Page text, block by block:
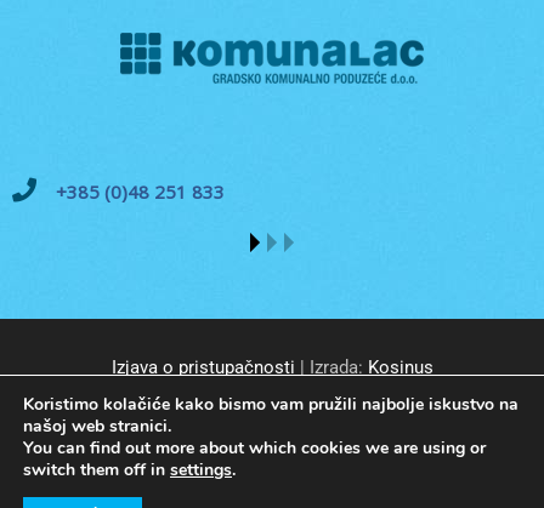
+385 (0)48 251 833
Izjava o pristupačnosti | Izrada: Kosinus
© GKP Komunalac Koprivnica d.o.o. Sva prava pridržana.
Koristimo kolačiće kako bismo vam pružili najbolje iskustvo na
našoj web stranici.
You can find out more about which cookies we are using or
switch them off in settings.